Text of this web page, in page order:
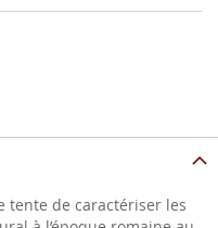
tente de caractériser les